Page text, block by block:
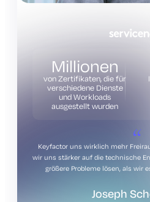
Millionen
von Zertifikaten, die für
verschiedene Dienste
und Workloads
ausgestellt wurden
Keyfactor uns wirklich mehr
wir uns stärker auf die technische
größere Probleme lösen, als wir
Joseph